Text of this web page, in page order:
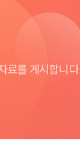
료를 게시합니다.